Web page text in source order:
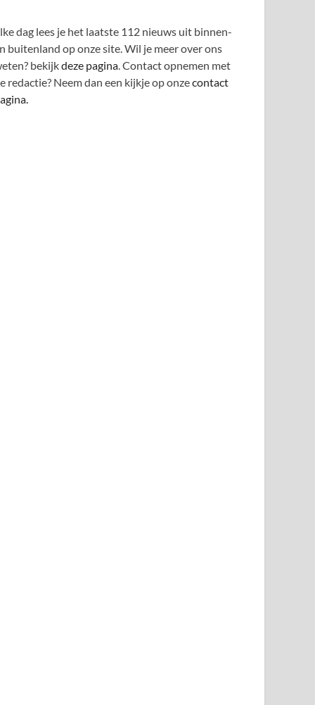
dag lees je het laatste 112 nieuws uit binnen-
buitenland op onze site. Wil je meer over ons
bekijkdeze pagina. Contact opnemen met
redactie? Neem dan een kijkje op onzecontact